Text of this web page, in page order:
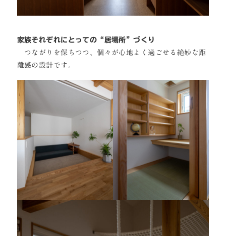
家族それぞれにとっての“居場所”づくり
つながりを保ちつつ、個々が心地よく過ごせる絶妙な距
離感の設計です。